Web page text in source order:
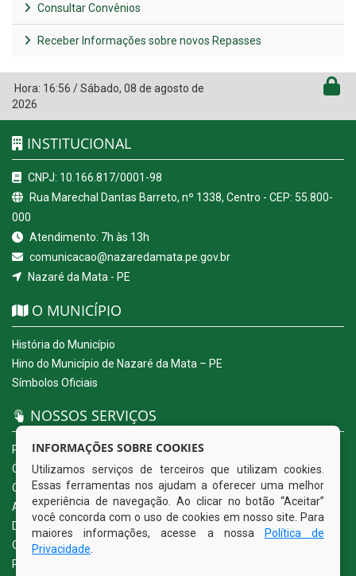
Consultar Convênios
Receber Informações sobre novos Repasses
Hora: 16:56 /Sábado, 08 de agosto de
2026
INSTITUCIONAL
CNPJ: 10.166.817/0001-98
Rua Marechal Dantas Barreto, nº 1338, Centro - CEP: 55.800-
000
Atendimento: 7h às 13h
comunicacao@nazaredamata.pe.gov.br
Nazaré da Mata - PE
O MUNICÍPIO
História do Município
Hino do Município de Nazaré da Mata – PE
Símbolos Oficiais
NOSSOS SERVIÇOS
Portal da Transparência
Carta de Serviços ao Usuário
Ouvidoria Eletrônica
Acesso a Informação (eSIC)
Diário Oficial
Quadro de Avisos
Política de Privacidade
INFORMAÇÕES SOBRE COOKIES
Utilizamos serviços de terceiros que utilizam cookies.
Essas ferramentas nos ajudam a oferecer uma melhor
experiência de navegação. Ao clicar no botão “Aceitar”
você concorda com o uso de cookies em nosso site. Para
maiores informações, acesse a nossa
Política de
Privacidade